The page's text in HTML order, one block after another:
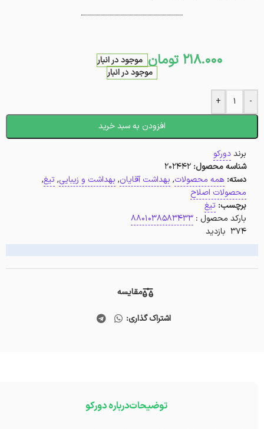
218.000 تومان موجود در انبار
موجود در انبار
-
+
افزودن به سبد خرید
برنددورکو
شناسه محصول: 202442
دسته: همه محصولات, بهداشت آقایان, بهداشت و زیبایی,تیغ,
محصولات اصلاح
برچسب: تیغ
بارکد محصول : 8801038583433
374 بازدید
مقایسه
اشتراک گذاری:
توضیحاتدرباره دورکو